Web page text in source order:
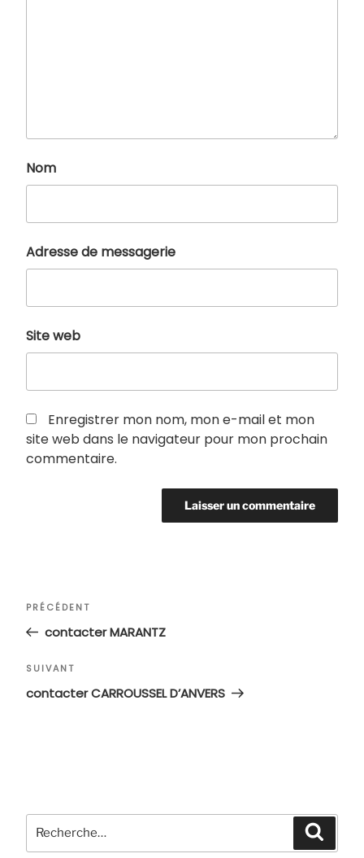
Nom
Adresse de messagerie
Site web
Enregistrer mon nom, mon e-mail et mon
site web dans le navigateur pour mon prochain
commentaire.
Navigation
l’article
Article
précédent
PRÉCÉDENT
contacter MARANTZ
Article
suivant
SUIVANT
contacter CARROUSSEL D’ANVERS
Recherche
pour